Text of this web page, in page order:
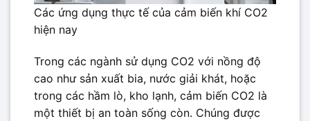
Các ứng dụng thực tế của cảm biến khí CO2
hiện nay
Trong các ngành sử dụng CO2 với nồng độ
cao như sản xuất bia, nước giải khát, hoặc
trong các hầm lò, kho lạnh, cảm biến CO2 là
một thiết bị an toàn sống còn. Chúng được